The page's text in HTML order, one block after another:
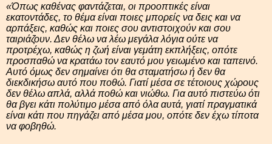
«Όπως καθένας φαντάζεται, οι προοπτικές είναι
εκατοντάδες, το θέμα είναι ποιες μπορείς να δεις και να
αρπάξεις, καθώς και ποιες σου αντιστοιχούν και σου
ταιριάζουν. Δεν θέλω να λέω μεγάλα λόγια ούτε να
προτρέχω, καθώς η ζωή είναι γεμάτη εκπλήξεις, οπότε
προσπαθώ να κρατάω τον εαυτό μου γειωμένο και ταπεινό.
Αυτό όμως δεν σημαίνει ότι θα σταματήσω ή δεν θα
διεκδικήσω αυτό που ποθώ. Γιατί μέσα σε τέτοιους χώρους
δεν θέλω απλά, αλλά ποθώ και νιώθω. Για αυτό πιστεύω ότι
θα βγει κάτι πολύτιμο μέσα από όλα αυτά, γιατί πραγματικά
είναι κάτι που πηγάζει από μέσα μου, οπότε δεν έχω τίποτα
να φοβηθώ.